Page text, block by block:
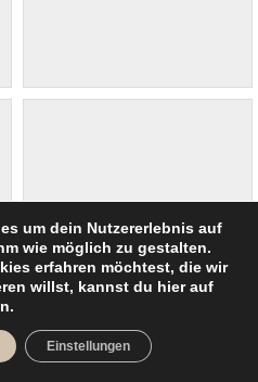
um dein Nutzererlebnis auf
wie möglich zu gestalten.
erfahren möchtest, die wir
willst, kannst du hier auf
Einstellungen